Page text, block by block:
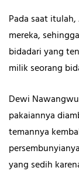
Pada saat
mereka,
bidadari yang
milik seorang
Dewi
pakaiannya
temannya
yang sedih